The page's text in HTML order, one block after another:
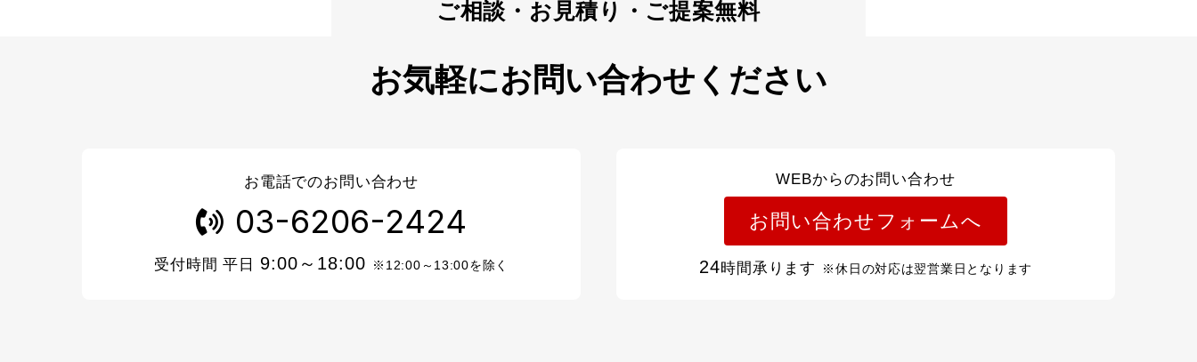
お気軽にお問い合わせください
お電話でのお問い合わせ
03-6206-2424
受付時間 平日 9:00～18:00 ※12:00～13:00を除く
WEBからのお問い合わせ
お問い合わせフォームへ
24時間承ります ※休日の対応は翌営業日となります